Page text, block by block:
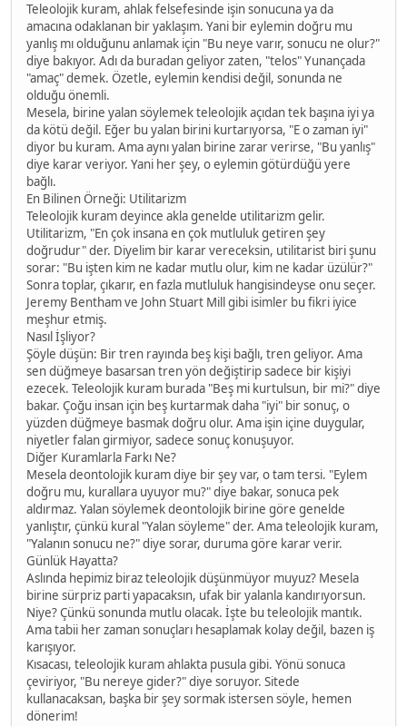
Teleolojik kuram, ahlak felsefesinde işin sonucuna ya da
amacına odaklanan bir yaklaşım. Yani bir eylemin doğru mu
yanlış mı olduğunu anlamak için "Bu neye varır, sonucu ne olur?"
diye bakıyor. Adı da buradan geliyor zaten, "telos" Yunançada
"amaç" demek. Özetle, eylemin kendisi değil, sonunda ne
olduğu önemli.
Mesela, birine yalan söylemek teleolojik açıdan tek başına iyi ya
da kötü değil. Eğer bu yalan birini kurtarıyorsa, "E o zaman iyi"
diyor bu kuram. Ama aynı yalan birine zarar verirse, "Bu yanlış"
diye karar veriyor. Yani her şey, o eylemin götürdüğü yere
bağlı.
En Bilinen Örneği: Utilitarizm
Teleolojik kuram deyince akla genelde utilitarizm gelir.
Utilitarizm, "En çok insana en çok mutluluk getiren şey
doğrudur" der. Diyelim bir karar vereceksin, utilitarist biri şunu
sorar: "Bu işten kim ne kadar mutlu olur, kim ne kadar üzülür?"
Sonra toplar, çıkarır, en fazla mutluluk hangisindeyse onu seçer.
Jeremy Bentham ve John Stuart Mill gibi isimler bu fikri iyice
meşhur etmiş.
Nasıl İşliyor?
Şöyle düşün: Bir tren rayında beş kişi bağlı, tren geliyor. Ama
sen düğmeye basarsan tren yön değiştirip sadece bir kişiyi
ezecek. Teleolojik kuram burada "Beş mi kurtulsun, bir mi?" diye
bakar. Çoğu insan için beş kurtarmak daha "iyi" bir sonuç, o
yüzden düğmeye basmak doğru olur. Ama işin içine duygular,
niyetler falan girmiyor, sadece sonuç konuşuyor.
Diğer Kuramlarla Farkı Ne?
Mesela deontolojik kuram diye bir şey var, o tam tersi. "Eylem
doğru mu, kurallara uyuyor mu?" diye bakar, sonuca pek
aldırmaz. Yalan söylemek deontolojik birine göre genelde
yanlıştır, çünkü kural "Yalan söyleme" der. Ama teleolojik kuram,
"Yalanın sonucu ne?" diye sorar, duruma göre karar verir.
Günlük Hayatta?
Aslında hepimiz biraz teleolojik düşünmüyor muyuz? Mesela
birine sürpriz parti yapacaksın, ufak bir yalanla kandırıyorsun.
Niye? Çünkü sonunda mutlu olacak. İşte bu teleolojik mantık.
Ama tabii her zaman sonuçları hesaplamak kolay değil, bazen iş
karışıyor.
Kısacası, teleolojik kuram ahlakta pusula gibi. Yönü sonuca
çeviriyor, "Bu nereye gider?" diye soruyor. Sitede
kullanacaksan, başka bir şey sormak istersen söyle, hemen
dönerim!